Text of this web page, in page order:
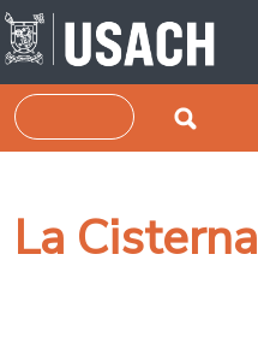
Pasar al contenido principal
Buscar
La Cisterna